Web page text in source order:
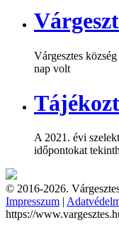
Várgesztes
nap volt
A 2021. évi
időpontokat
© 2016-2026.
Impresszum
https://